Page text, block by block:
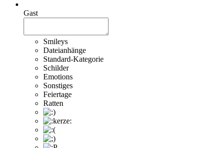
Gast
Smileys
Dateianhänge
Standard-Kategorie
Schilder
Emotions
Sonstiges
Feiertage
Ratten